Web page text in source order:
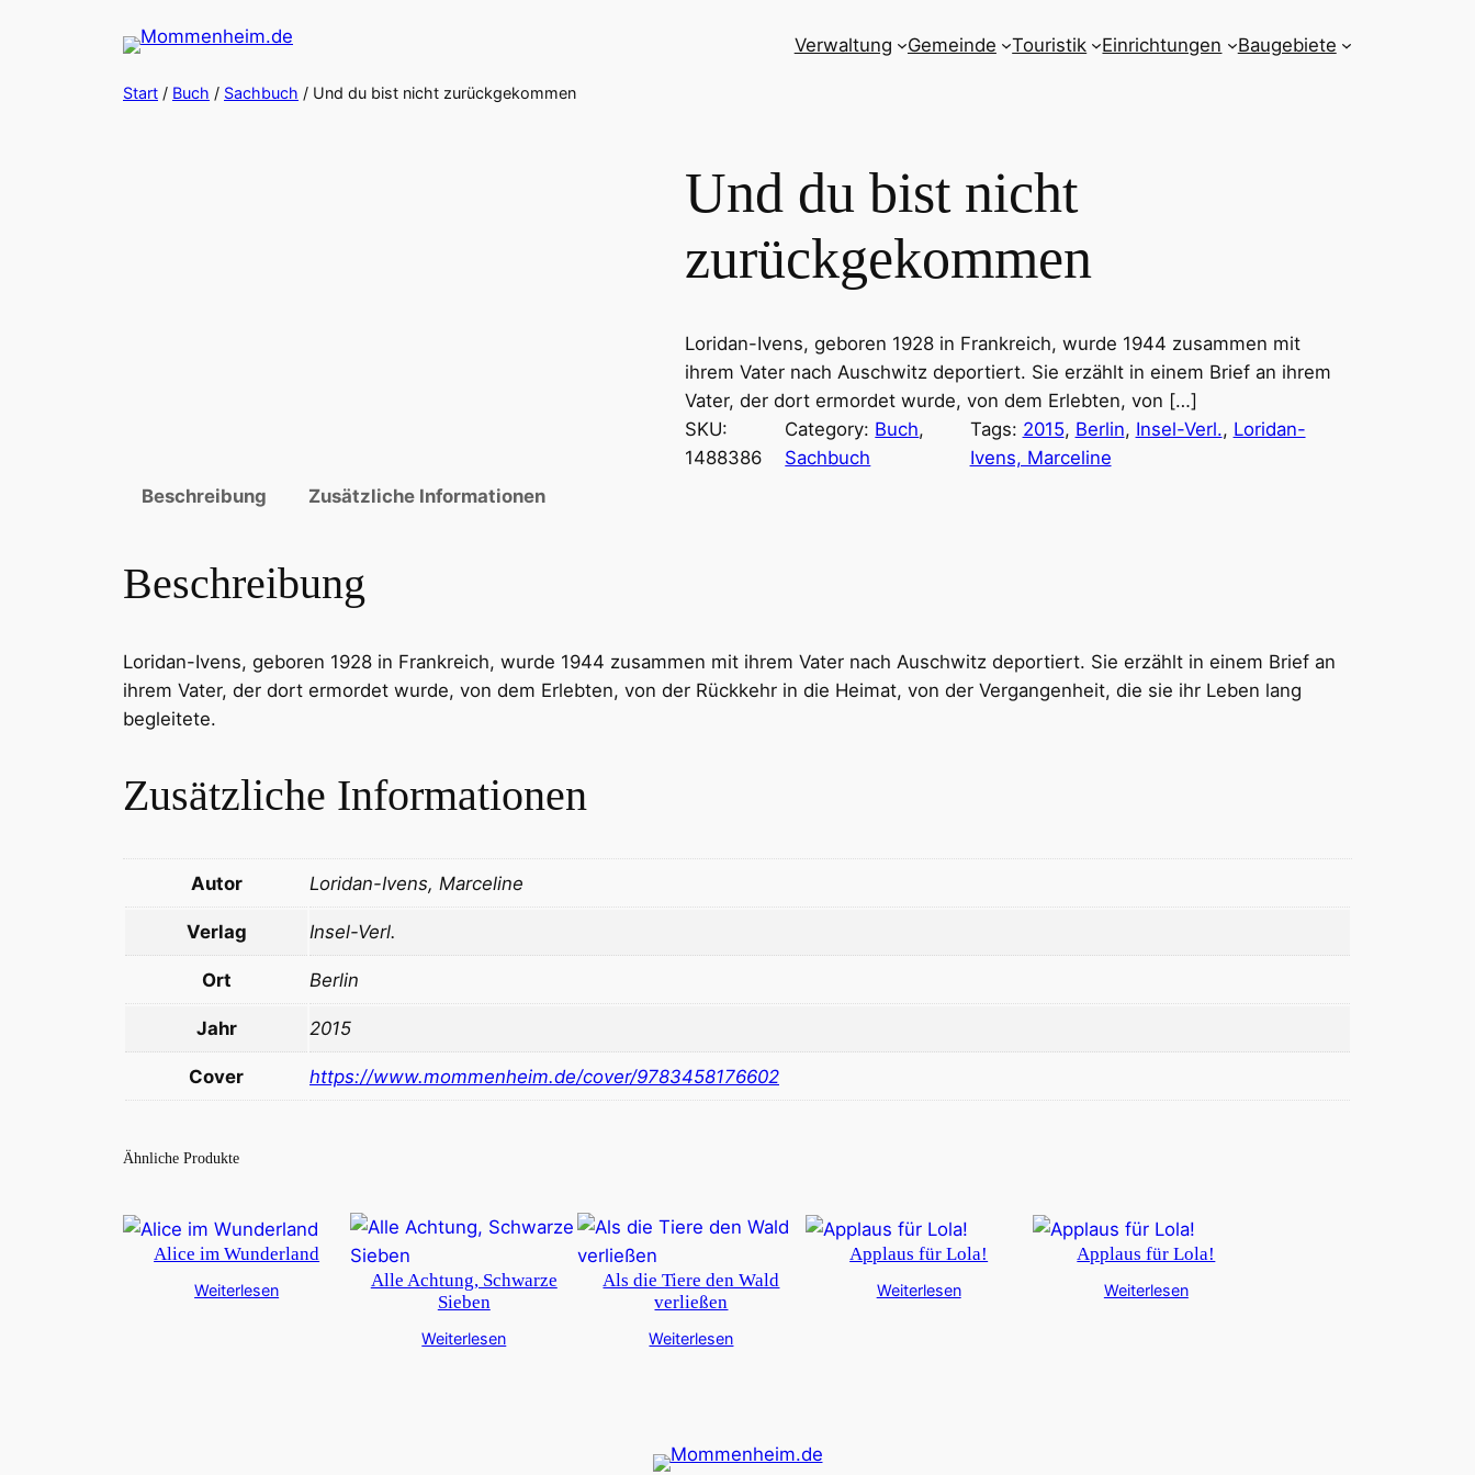
Verwaltung Gemeinde Touristik Einrichtungen Baugebiete
Start / Buch / Sachbuch / Und du bist nicht zurückgekommen
Und du bist nicht
zurückgekommen
Loridan-Ivens, geboren 1928 in Frankreich, wurde 1944 zusammen mit
ihrem Vater nach Auschwitz deportiert. Sie erzählt in einem Brief an ihrem
Vater, der dort ermordet wurde, von dem Erlebten, von […]
SKU:
1488386
Category: Buch
Sachbuch
Tags: 2015, Berlin, Insel-Verl., Loridan-
Ivens, Marceline
Beschreibung
Zusätzliche Informationen
Beschreibung
Loridan-Ivens, geboren 1928 in Frankreich, wurde 1944 zusammen mit ihrem Vater nach Auschwitz deportiert. Sie erzählt in einem Brief an
ihrem Vater, der dort ermordet wurde, von dem Erlebten, von der Rückkehr in die Heimat, von der Vergangenheit, die sie ihr Leben lang
begleitete.
Zusätzliche Informationen
Autor Loridan-Ivens, Marceline
Verlag Insel-Verl.
Ort Berlin
Jahr 2015
Cover https://www.mommenheim.de/cover/9783458176602
Ähnliche Produkte
Alice im Wunderland
Weiterlesen
Alle Achtung, Schwarze
Sieben
Weiterlesen
Als die Tiere den Wald
verließen
Weiterlesen
Applaus für Lola!
Weiterlesen
Applaus für Lola!
Weiterlesen